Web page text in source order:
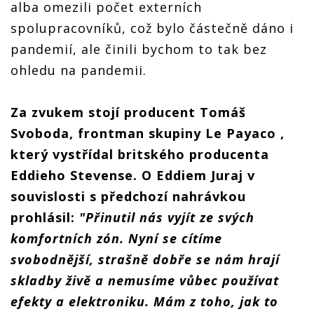
alba omezili počet externích
spolupracovníků, což bylo částečně dáno i
pandemií, ale činili bychom to tak bez
ohledu na pandemii.
Za zvukem stojí producent Tomáš
Svoboda, frontman skupiny Le Payaco ,
který vystřídal britského producenta
Eddieho Stevense. O Eddiem Juraj v
souvislosti s předchozí nahrávkou
prohlásil: "Přinutil nás vyjít ze svých
komfortních zón. Nyní se cítíme
svobodnější, strašně dobře se nám hrají
skladby živě a nemusíme vůbec používat
efekty a elektroniku. Mám z toho, jak to